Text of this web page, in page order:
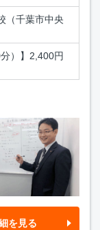
（千葉市中央
）】2,400円
を見る